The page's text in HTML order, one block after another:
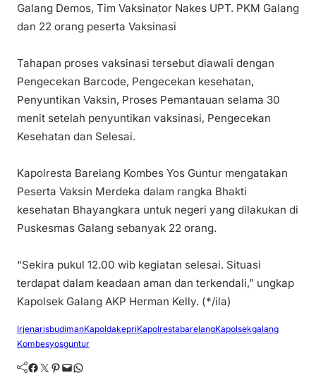
Galang Demos, Tim Vaksinator Nakes UPT. PKM Galang
dan 22 orang peserta Vaksinasi
Tahapan proses vaksinasi tersebut diawali dengan
Pengecekan Barcode, Pengecekan kesehatan,
Penyuntikan Vaksin, Proses Pemantauan selama 30
menit setelah penyuntikan vaksinasi, Pengecekan
Kesehatan dan Selesai.
Kapolresta Barelang Kombes Yos Guntur mengatakan
Peserta Vaksin Merdeka dalam rangka Bhakti
kesehatan Bhayangkara untuk negeri yang dilakukan di
Puskesmas Galang sebanyak 22 orang.
“Sekira pukul 12.00 wib kegiatan selesai. Situasi
terdapat dalam keadaan aman dan terkendali,” ungkap
Kapolsek Galang AKP Herman Kelly. (*/ila)
IrjenarisbudimanKapoldakepriKapolrestabarelangKapolsekgalang
Kombesyosguntur
Facebook Twitter Pinterest Mail WhatsApp